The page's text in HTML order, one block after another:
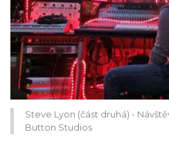
Steve Lyon (část druhá) -
Button Studios